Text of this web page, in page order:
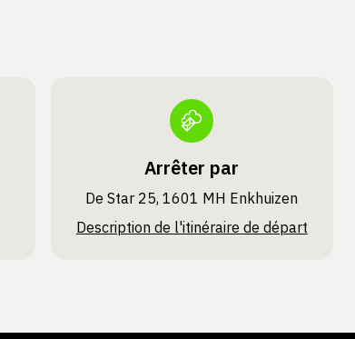
Arrêter par
De Star 25, 1601 MH Enkhuizen
Description de l'itinéraire de départ